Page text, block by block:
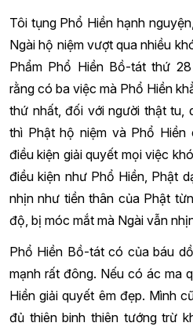
Tôi tụng Phổ Hiền hạnh
Ngài hộ niệm vượt qua nhiều
Phẩm Phổ Hiền Bồ-tát thứ
rằng có ba việc mà Phổ Hiền
thứ nhất, đối với người thật tu,
thì Phật hộ niệm và Phổ
điều kiện giải quyết mọi việc
điều kiện như Phổ Hiền, Phật
nhịn như tiền thân của Phật
độ, bị móc mắt mà Ngài vẫn
Phổ Hiền Bồ-tát có của báu
mạnh rất đông. Nếu có ác ma
Hiền giải quyết êm đẹp. Mình
đủ thiên binh thiên tướng trừ